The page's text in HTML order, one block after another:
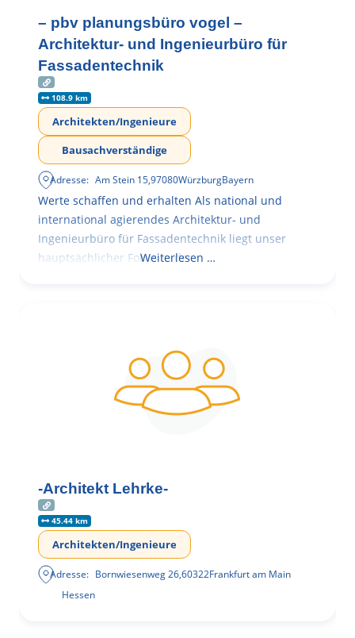
– pbv planungsbüro vogel –
Architektur- und Ingenieurbüro für
Fassadentechnik
108.9 km
Architekten/Ingenieure
Bausachverständige
Adresse: Am Stein 15,97080WürzburgBayern
Werte schaffen und erhalten Als national und
international agierendes Architektur- und
Ingenieurbüro für Fassadentechnik liegt unser
hauptsächlicher Fokus in der
Weiterlesen …
-Architekt Lehrke-
45.44 km
Architekten/Ingenieure
Adresse: Bornwiesenweg 26,60322Frankfurt am Main
Hessen